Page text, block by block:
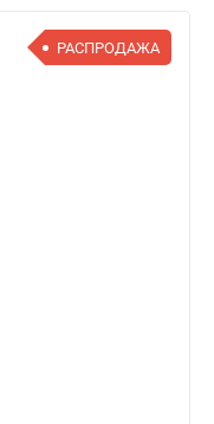
РАСПРОДАЖА